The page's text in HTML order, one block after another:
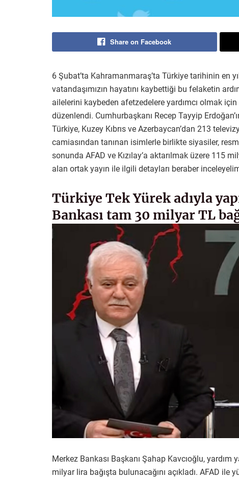
Share on Facebook
6 Şubat’ta Kahramanmaraş’ta Türkiye tarihinin en
vatandaşımızın hayatını kaybettiği bu felaketin
ailelerini kaybeden afetzedelere yardımcı olmak için
düzenlendi. Cumhurbaşkanı Recep Tayyip
Türkiye, Kuzey Kıbrıs ve Azerbaycan’dan 213
camiasından tanınan isimlerle birlikte siyasiler,
sonunda AFAD ve Kızılay’a aktarılmak üzere 115
alan ortak yayın ile ilgili detayları beraber
Türkiye Tek Yürek adıyla
Bankası tam 30 milyar TL
Merkez Bankası Başkanı Şahap Kavcıoğlu, yardım
milyar lira bağışta bulunacağını açıkladı. AFAD